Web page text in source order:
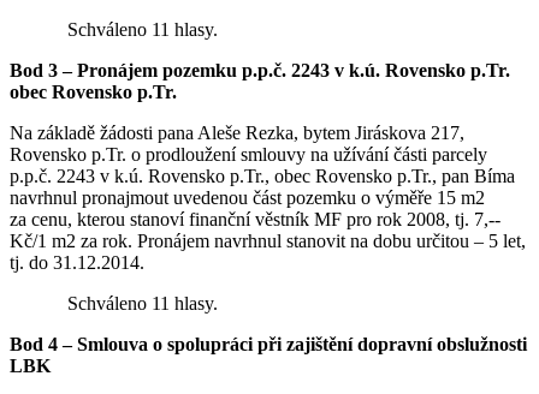
Schváleno 11 hlasy.
Bod 3 – Pronájem pozemku p.p.č. 2243 v k.ú. Rovensko p.Tr.
obec Rovensko p.Tr.
Na základě žádosti pana Aleše Rezka, bytem Jiráskova 217,
Rovensko p.Tr. o prodloužení smlouvy na užívání části parcely
p.p.č. 2243 v k.ú. Rovensko p.Tr., obec Rovensko p.Tr., pan Bíma
navrhnul pronajmout uvedenou část pozemku o výměře 15 m2
za cenu, kterou stanoví finanční věstník MF pro rok 2008, tj. 7,--
Kč/1 m2 za rok. Pronájem navrhnul stanovit na dobu určitou – 5 let,
tj. do 31.12.2014.
Schváleno 11 hlasy.
Bod 4 – Smlouva o spolupráci při zajištění dopravní obslužnosti
LBK